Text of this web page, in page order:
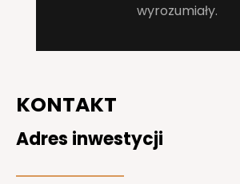
wyrozumiały.
KONTAKT
Adres inwestycji